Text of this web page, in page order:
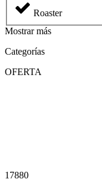
Roaster
Mostrar más
Categorías
OFERTA
17880